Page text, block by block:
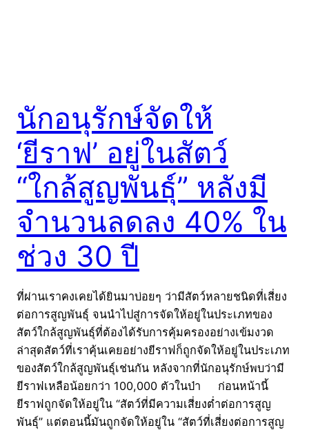
นักอนุรักษ์จัดให้
‘ยีราฟ’ อยู่ในสัตว์
“ใกล้สูญพันธุ์” หลังมี
จำนวนลดลง 40% ใน
ช่วง 30 ปี
ที่ผ่านเราคงเคยได้ยินมาบ่อยๆ ว่ามีสัตว์หลายชนิดที่เสี่ยง
ต่อการสูญพันธุ์ จนนำไปสู่การจัดให้อยู่ในประเภทของ
สัตว์ใกล้สูญพันธุ์ที่ต้องได้รับการคุ้มครองอย่างเข้มงวด
ล่าสุดสัตว์ที่เราคุ้นเคยอย่างยีราฟก็ถูกจัดให้อยู่ในประเภท
ของสัตว์ใกล้สูญพันธุ์เช่นกัน หลังจากที่นักอนุรักษ์พบว่ามี
ยีราฟเหลือน้อยกว่า 100,000 ตัวในป่า ก่อนหน้านี้
ยีราฟถูกจัดให้อยู่ใน “สัตว์ที่มีความเสี่ยงต่ำต่อการสูญ
พันธุ์” แต่ตอนนี้มันถูกจัดให้อยู่ใน “สัตว์ที่เสี่ยงต่อการสูญ